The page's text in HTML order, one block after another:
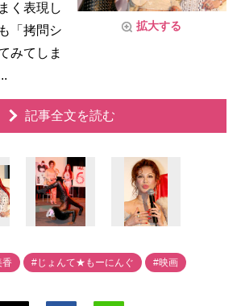
拡大する
く表現し
「拷問シ
みてしま
記事全文を読む
香 #じょんて★もーにんぐ #映画